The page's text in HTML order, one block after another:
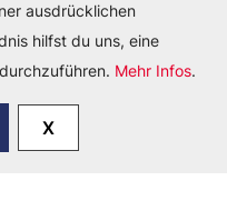
Hier findest
ausdrücklichen
hilfst du uns, eine
Mehr Infos.
X